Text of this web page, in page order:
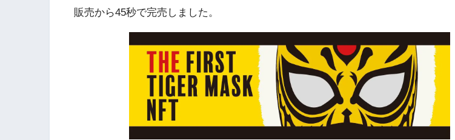
販売から45秒で完売しました。